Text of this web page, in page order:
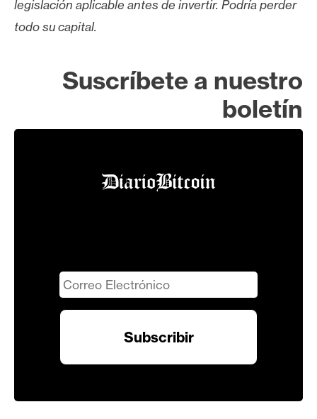
legislación aplicable antes de invertir. Podría perder
todo su capital.
Suscríbete a nuestro
boletín